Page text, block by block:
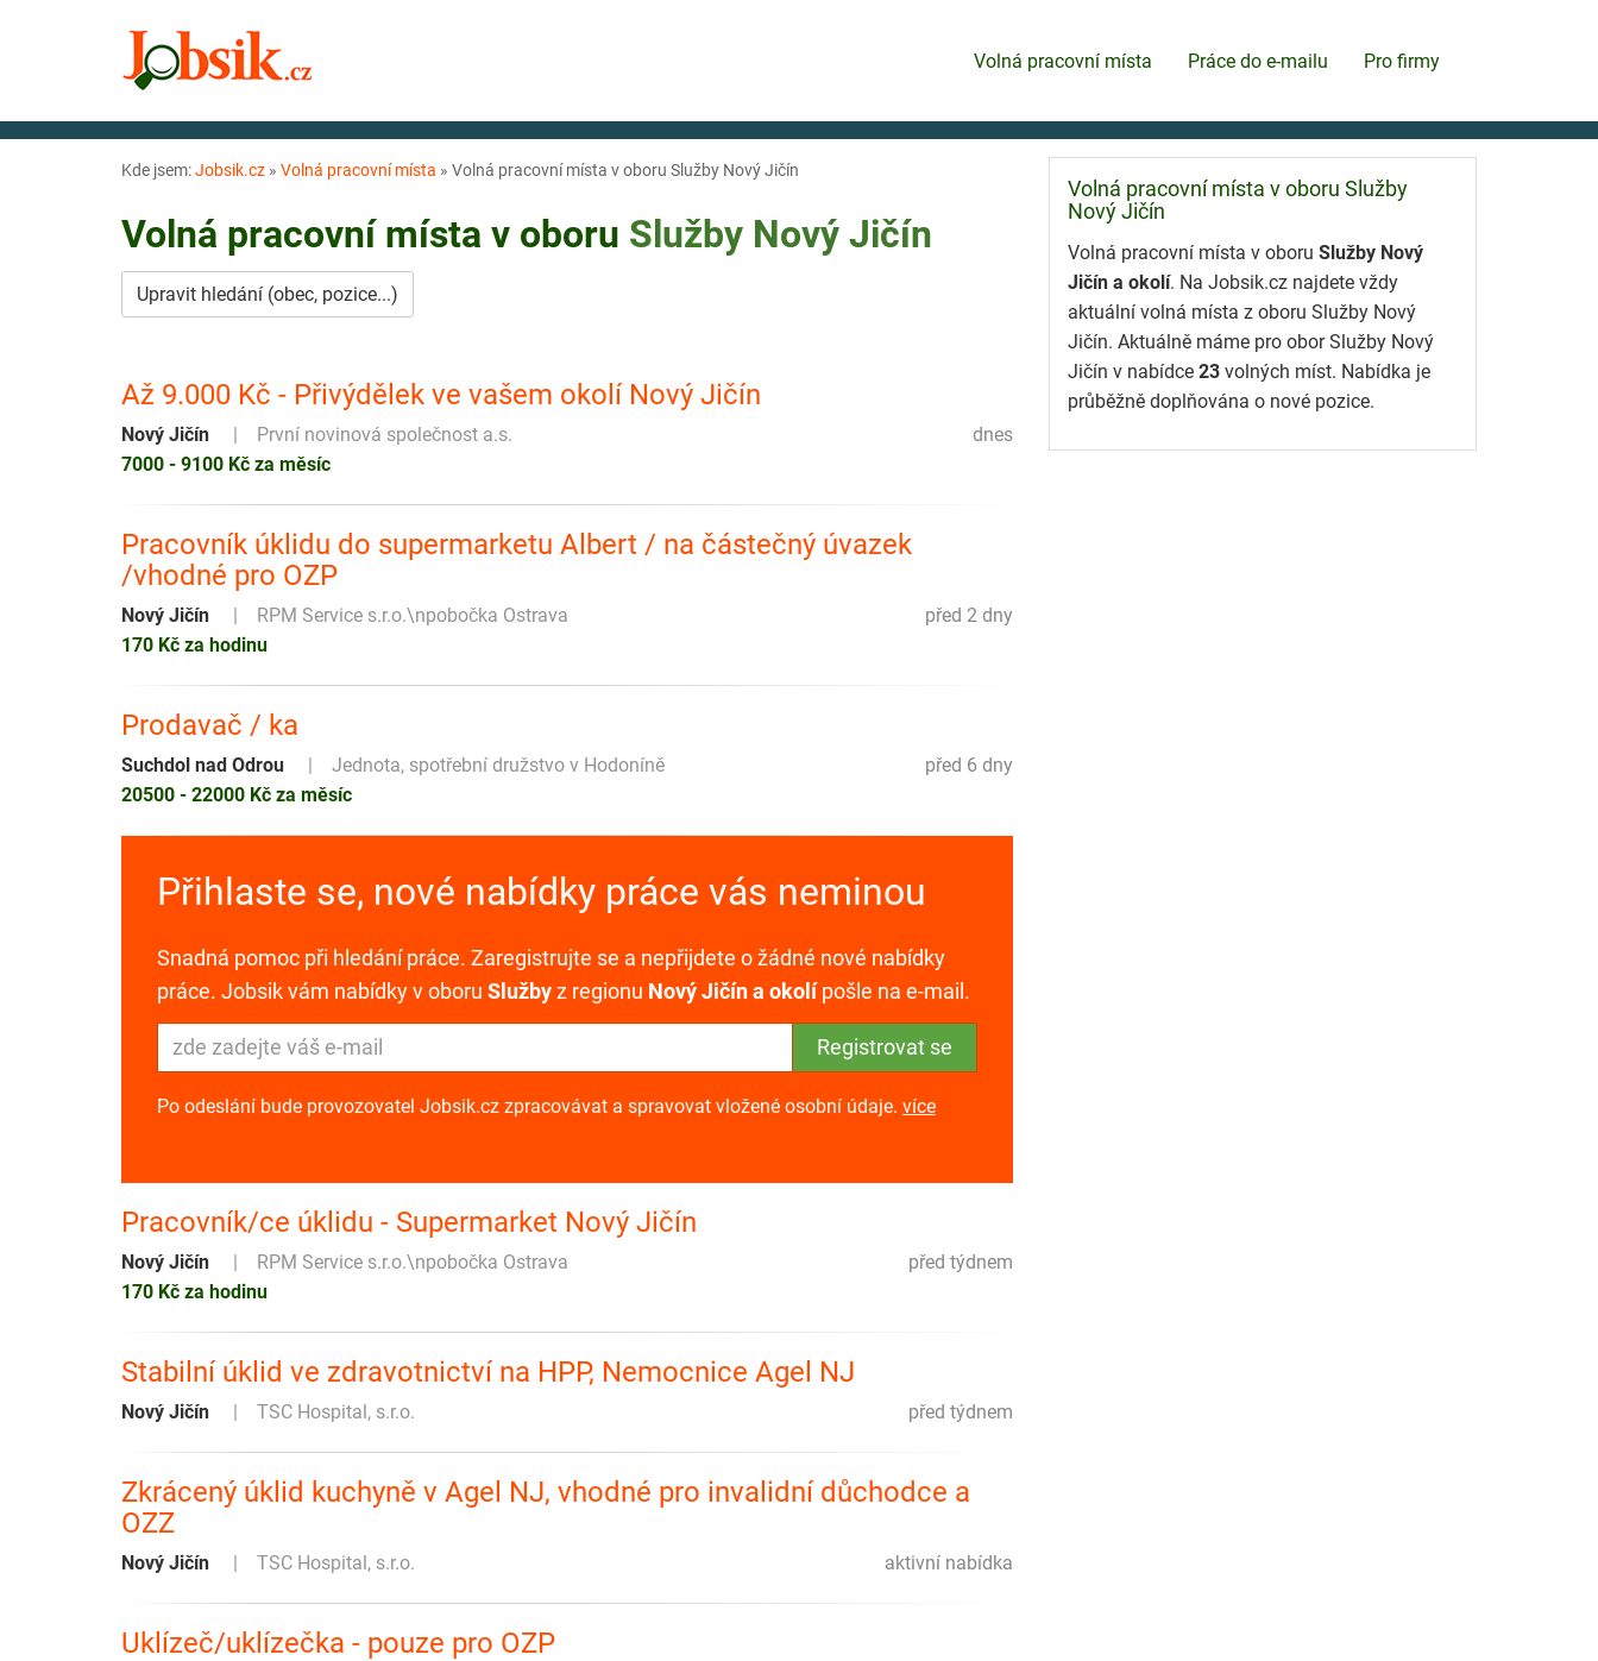
Volná pracovní místa Práce do e-mailu Pro firmy
Kde jsem:Jobsik.cz » Volná pracovní místa » Volná pracovní místa v oboru Služby Nový Jičín
Volná pracovní místa v oboru Služby Nový Jičín
Upravit hledání (obec, pozice...)
Až 9.000 Kč - Přivýdělek ve vašem okolí Nový Jičín
dnes
Nový Jičín
První novinová společnost a.s.
7000 - 9100 Kč za měsíc
Pracovník úklidu do supermarketu Albert / na částečný úvazek
/vhodné pro OZP
před 2 dny
Nový Jičín
RPM Service s.r.o.\npobočka Ostrava
170 Kč za hodinu
Prodavač / ka
před 6 dny
Suchdol nad Odrou
Jednota, spotřební družstvo v Hodoníně
20500 - 22000 Kč za měsíc
Přihlaste se, nové nabídky práce vás neminou
Snadná pomoc při hledání práce. Zaregistrujte se a nepřijdete o žádné nové nabídky
práce. Jobsik vám nabídky v oboru Službyz regionu Nový Jičín a okolípošle na e-mail.
Po odeslání bude provozovatel Jobsik.cz zpracovávat a spravovat vložené osobní údaje. více
Pracovník/ce úklidu - Supermarket Nový Jičín
před týdnem
Nový Jičín
RPM Service s.r.o.\npobočka Ostrava
170 Kč za hodinu
Stabilní úklid ve zdravotnictví na HPP, Nemocnice Agel NJ
před týdnem
Nový Jičín TSC Hospital, s.r.o.
Zkrácený úklid kuchyně v Agel NJ, vhodné pro invalidní důchodce a
OZZ
aktivní nabídka
Nový Jičín TSC Hospital, s.r.o.
Uklízeč/uklízečka - pouze pro OZP
Volná pracovní místa v oboru Služby
Nový Jičín
Volná pracovní místa v oboru Služby Nový
Jičín a okolí. Na Jobsik.cz najdete vždy
aktuální volná místa z oboru Služby Nový
Jičín. Aktuálně máme pro obor Služby Nový
Jičín v nabídce 23 volných míst. Nabídka je
průběžně doplňována o nové pozice.